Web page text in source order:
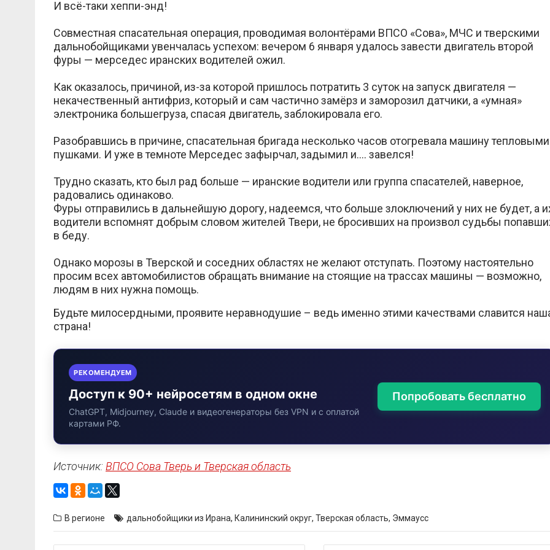
И всё-таки хеппи-энд!
Совместная спасательная операция, проводимая волонтёрами ВПСО «Сова», МЧС и тверскими
дальнобойщиками увенчалась успехом: вечером 6 января удалось завести двигатель второй
фуры — мерседес иранских водителей ожил.
Как оказалось, причиной, из-за которой пришлось потратить 3 суток на запуск двигателя —
некачественный антифриз, который и сам частично замёрз и заморозил датчики, а «умная»
электроника большегруза, спасая двигатель, заблокировала его.
Разобравшись в причине, спасательная бригада несколько часов отогревала машину тепловыми
пушками. И уже в темноте Мерседес зафырчал, задымил и…. завелся!
Трудно сказать, кто был рад больше — иранские водители или группа спасателей, наверное,
радовались одинаково.
Фуры отправились в дальнейшую дорогу, надеемся, что больше злоключений у них не будет, а
водители вспомнят добрым словом жителей Твери, не бросивших на произвол судьбы
в беду.
Однако морозы в Тверской и соседних областях не желают отступать. Поэтому настоятельно
просим всех автомобилистов обращать внимание на стоящие на трассах машины — возможно,
людям в них нужна помощь.
Будьте милосердными, проявите неравнодушие – ведь именно этими качествами славится
страна!
РЕКОМЕНДУЕМ
Доступ к 90+ нейросетям в одном окне
ChatGPT, Midjourney, Claude и видеогенераторы без VPN и с оплатой
картами РФ.
Попробовать бесплатно
Источник: ВПСО Сова Тверь и Тверская область
В регионе дальнобойщики из Ирана, Калининский округ, Тверская область, Эммаусс